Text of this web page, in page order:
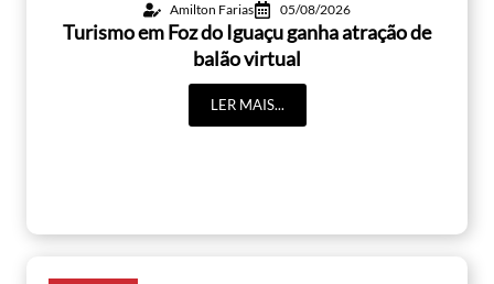
Amilton Farias 05/08/2026
Turismo em Foz do Iguaçu ganha atração de
balão virtual
LER MAIS...